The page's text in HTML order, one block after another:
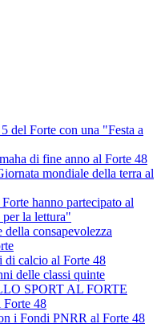
del Forte con una "Festa a
di fine anno al Forte 48
mondiale della terra al
hanno partecipato al
la lettura"
consapevolezza
di calcio al Forte 48
delle classi quinte
SPORT AL FORTE
Forte 48
i Fondi PNRR al Forte 48